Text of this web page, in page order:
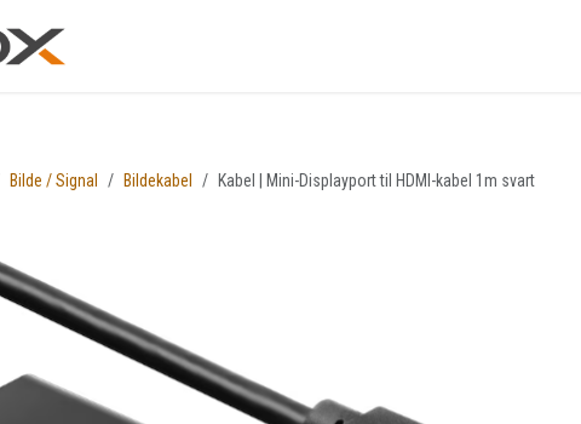
Bilde / Signal Bildekabel Kabel | Mini-Displayport til HDMI-kabel 1m svart